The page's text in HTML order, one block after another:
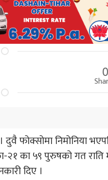
0
फोक्सोमा निमोनिया
२१ का ५९ पुरुषको गत
दिए ।